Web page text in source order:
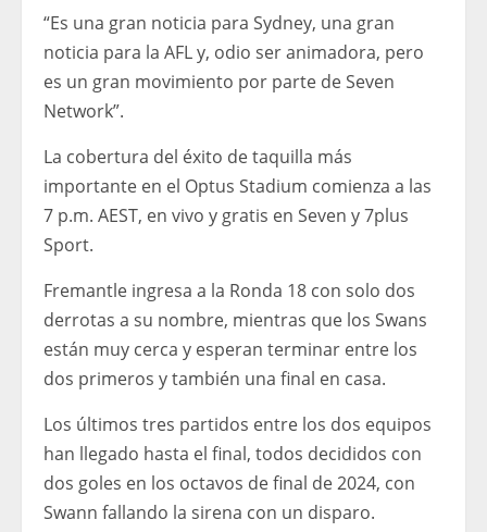
“Es una gran noticia para Sydney, una gran
noticia para la AFL y, odio ser animadora, pero
es un gran movimiento por parte de Seven
Network”.
La cobertura del éxito de taquilla más
importante en el Optus Stadium comienza a las
7 p.m. AEST, en vivo y gratis en Seven y 7plus
Sport.
Fremantle ingresa a la Ronda 18 con solo dos
derrotas a su nombre, mientras que los Swans
están muy cerca y esperan terminar entre los
dos primeros y también una final en casa.
Los últimos tres partidos entre los dos equipos
han llegado hasta el final, todos decididos con
dos goles en los octavos de final de 2024, con
Swann fallando la sirena con un disparo.